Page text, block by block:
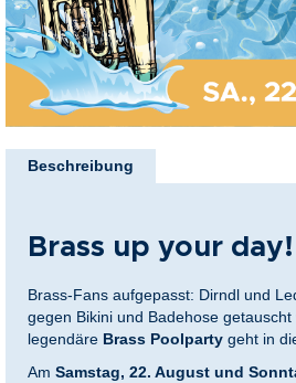
Anfang
Beschreibung
Brass up your day!
Brass-Fans aufgepasst: Dirndl und
gegen Bikini und Badehose
legendäre Brass Poolparty geht in
Am Samstag, 22. August und
für Paare
für Familien